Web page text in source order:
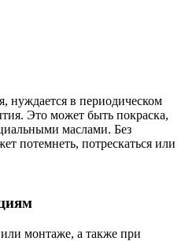
нуждается в периодическом
Это может быть покраска,
маслами. Без
потемнеть, потрескаться или
монтаже, а также при